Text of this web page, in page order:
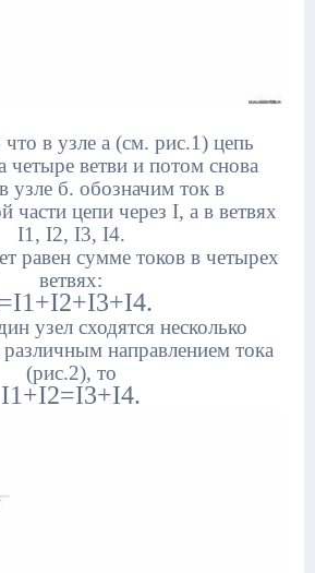
в узле а (см. рис.1) цепь
четыре ветви и потом снова
узле б. обозначим ток в
части цепи через I, а в ветвях
I1, I2, I3, I4.
равен сумме токов в четырех
ветвях:
узел сходятся несколько
направлением тока
(рис.2), то
I1+I2=I3+I4.